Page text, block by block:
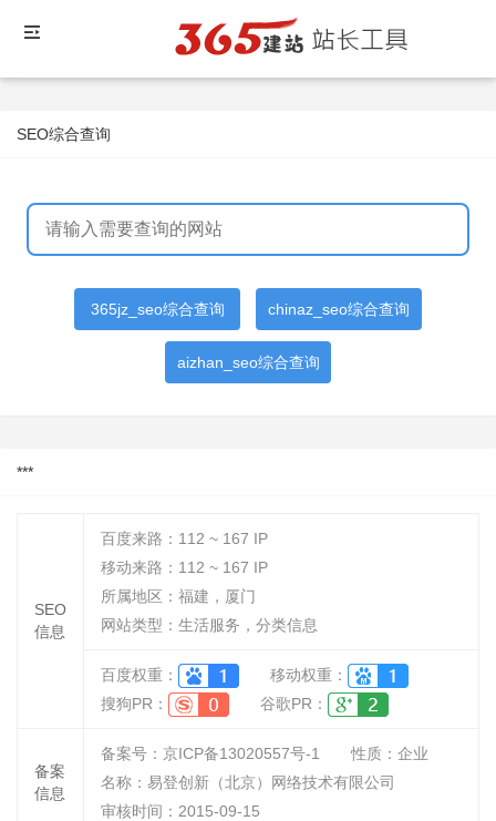
SEO综合查询
365jz_seo综合查询 chinaz_seo综合查询
aizhan_seo综合查询
***
SEO
信息
百度来路： 112 ~ 167 IP
移动来路： 112 ~ 167 IP
所属地区：福建，厦门
网站类型：生活服务，分类信息
百度权重：
移动权重：
搜狗PR：
谷歌PR：
备案
信息
备案号：京ICP备13020557号-1 性质： 企业
名称： 易登创新（北京）网络技术有限公司
审核时间： 2015-09-15